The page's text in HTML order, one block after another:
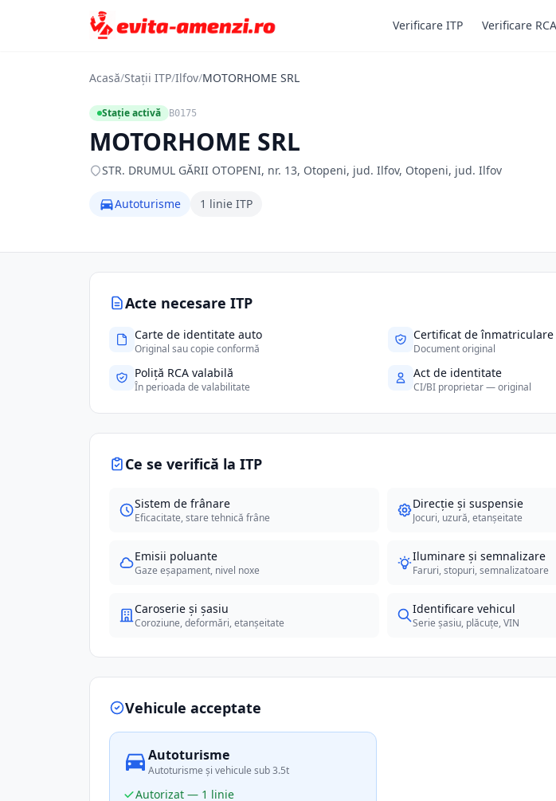
Verificare ITP Verificare RCA
Acasă/Stații ITP/Ilfov/MOTORHOME SRL
Stație activă B0175
MOTORHOME SRL
STR. DRUMUL GĂRII OTOPENI, nr. 13, Otopeni, jud. Ilfov, Otopeni, jud. Ilfov
Autoturisme 1 linie ITP
Acte necesare ITP
Carte de identitate auto
Original sau copie conformă
Certificat de înmatriculare
Document original
Poliță RCA valabilă
În perioada de valabilitate
Act de identitate
CI/BI proprietar — original
Ce se verifică la ITP
Sistem de frânare
Eficacitate, stare tehnică frâne
Direcție și suspensie
Jocuri, uzură, etanșeitate
Emisii poluante
Gaze eșapament, nivel noxe
Iluminare și semnalizare
Faruri, stopuri, semnalizatoare
Caroserie și șasiu
Coroziune, deformări, etanșeitate
Identificare vehicul
Serie șasiu, plăcuțe, VIN
Vehicule acceptate
Autoturisme
Autoturisme și vehicule sub 3.5t
Autorizat — 1 linie